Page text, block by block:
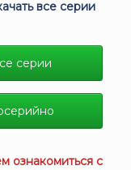
все серии
серии
ознакомиться с